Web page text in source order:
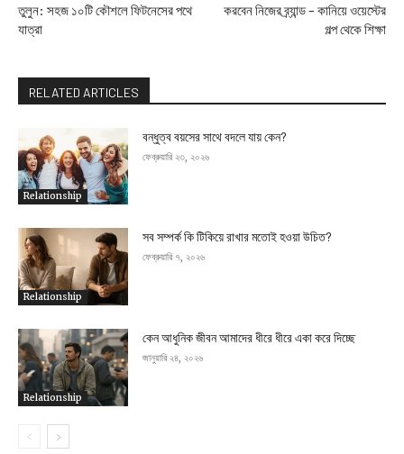
তুলুন: সহজ ১০টি কৌশলে ফিটনেসের পথে
যাত্রা
করবেন নিজের ব্র্যান্ড – কানিয়ে ওয়েস্টের
গল্প থেকে শিক্ষা
RELATED ARTICLES
Relationship
বন্ধুত্ব বয়সের সাথে বদলে যায় কেন?
ফেব্রুয়ারি ২৩, ২০২৬
Relationship
সব সম্পর্ক কি টিকিয়ে রাখার মতোই হওয়া উচিত?
ফেব্রুয়ারি ৭, ২০২৬
Relationship
কেন আধুনিক জীবন আমাদের ধীরে ধীরে একা করে দিচ্ছে
জানুয়ারি ২৪, ২০২৬